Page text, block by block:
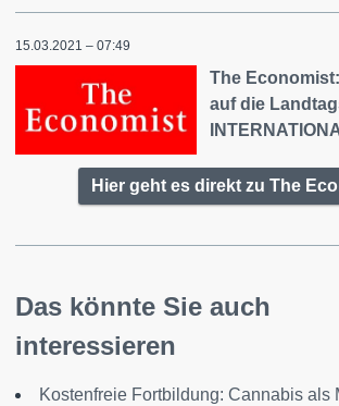
15.03.2021 – 07:49
The
auf die
Hier geht es direkt zu The
Das könnte Sie auch
interessieren
Kostenfreie Fortbildung: Cannabis als